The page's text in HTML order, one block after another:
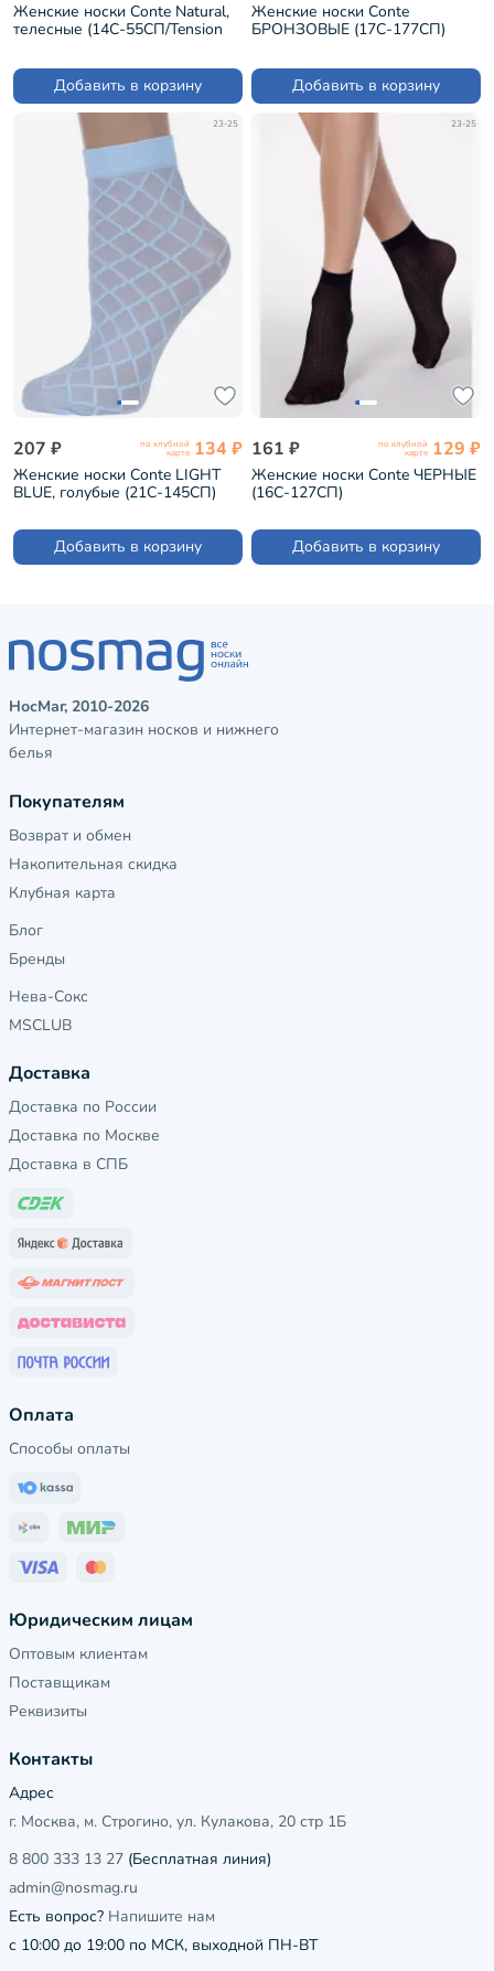
Женские носки Conte Natural,
телесные (14С-55СП/Tension
Добавить в корзину
Женские носки Conte
БРОНЗОВЫЕ (17С-177СП)
Добавить в корзину
23-25
207 ₽ по клубной
карте 134 ₽
Женские носки Conte LIGHT
BLUE, голубые (21С-145СП)
Добавить в корзину
23-25
161 ₽ по клубной
карте 129 ₽
Женские носки Conte ЧЕРНЫЕ
(16С-127СП)
Добавить в корзину
НосМаг, 2010-2026
Интернет-магазин носков и нижнего
белья
Покупателям
Возврат и обмен
Накопительная скидка
Клубная карта
Блог
Бренды
Нева-Сокс
MSCLUB
Доставка
Доставка по России
Доставка по Москве
Доставка в СПБ
Оплата
Способы оплаты
Юридическим лицам
Оптовым клиентам
Поставщикам
Реквизиты
Контакты
Адрес
г. Москва, м. Строгино, ул. Кулакова, 20 стр 1Б
8 800 333 13 27 (Бесплатная линия)
admin@nosmag.ru
Есть вопрос? Напишите нам
с 10:00 до 19:00 по МСК, выходной ПН-ВТ